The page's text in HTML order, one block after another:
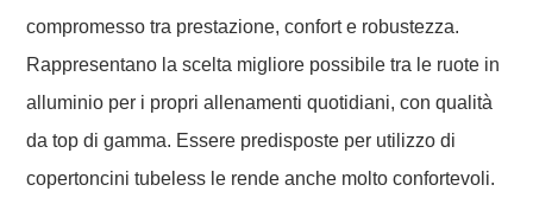
compromesso tra prestazione, confort e robustezza.
Rappresentano la scelta migliore possibile tra le ruote in
alluminio per i propri allenamenti quotidiani, con qualità
da top di gamma. Essere predisposte per utilizzo di
copertoncini tubeless le rende anche molto confortevoli.